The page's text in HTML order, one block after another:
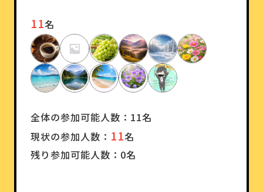
11名
全体の参加可能人数：11名
現状の参加人数： 11名
残り参加可能人数：0名